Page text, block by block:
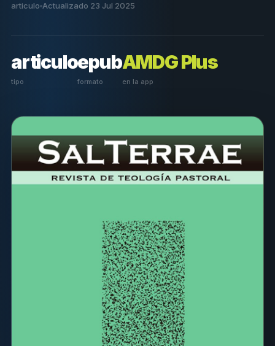
articulo Actualizado 23 Jul 2025
articulo
tipo
epub
formato
AMDG Plus
en la app